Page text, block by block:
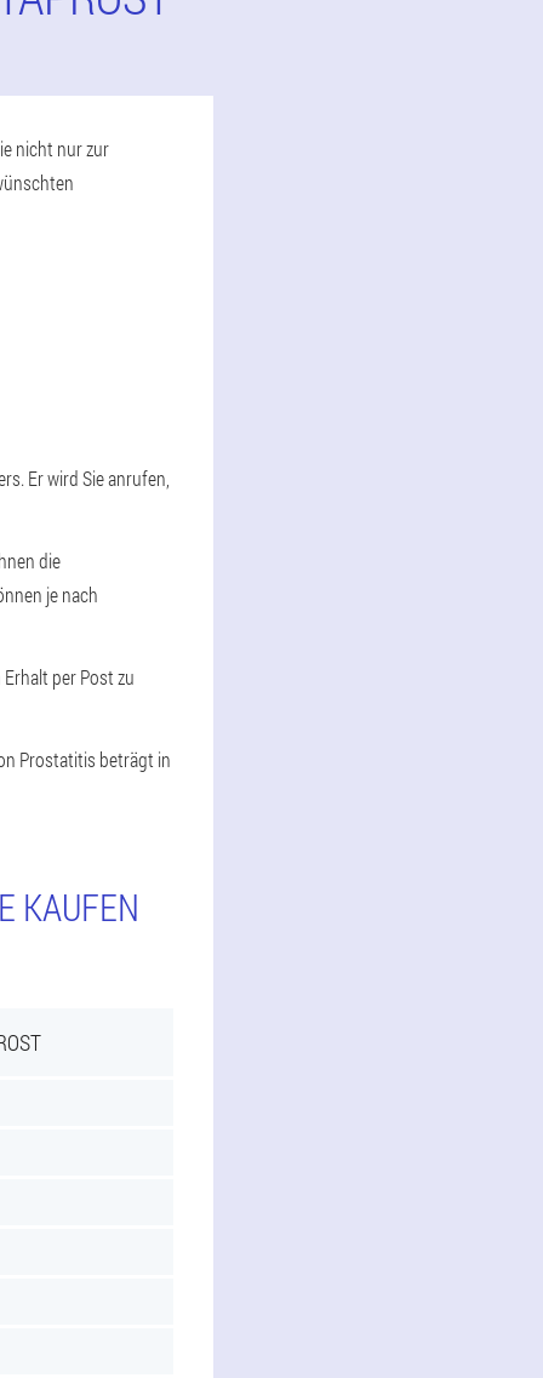
nicht nur zur
Er wird Sie anrufen,
die
je nach
per Post zu
Prostatitis beträgt in
KAUFEN